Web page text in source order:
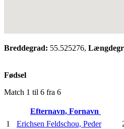
Breddegrad: 55.525276,
Fødsel
Match 1 til 6 fra 6
Efternavn, Fornavn
1
Erichsen Feldschou, Peder